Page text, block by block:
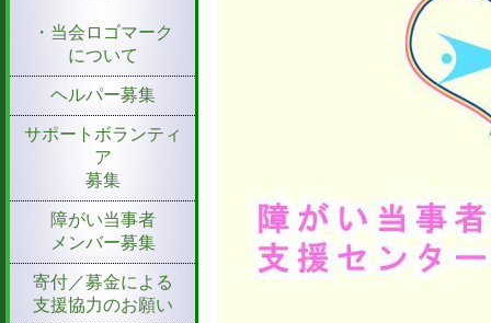
・当会ロゴマーク
について
ヘルパー募集
サポートボランティ
ア
募集
障がい当事者
メンバー募集
寄付／募金による
支援協力のお願い